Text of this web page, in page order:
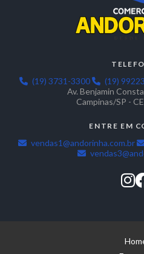
(19) 3731-3300 (19)
Av. Benjamin
Campinas/SP -
ENTRE EM
vendas1@andorinha.com.br